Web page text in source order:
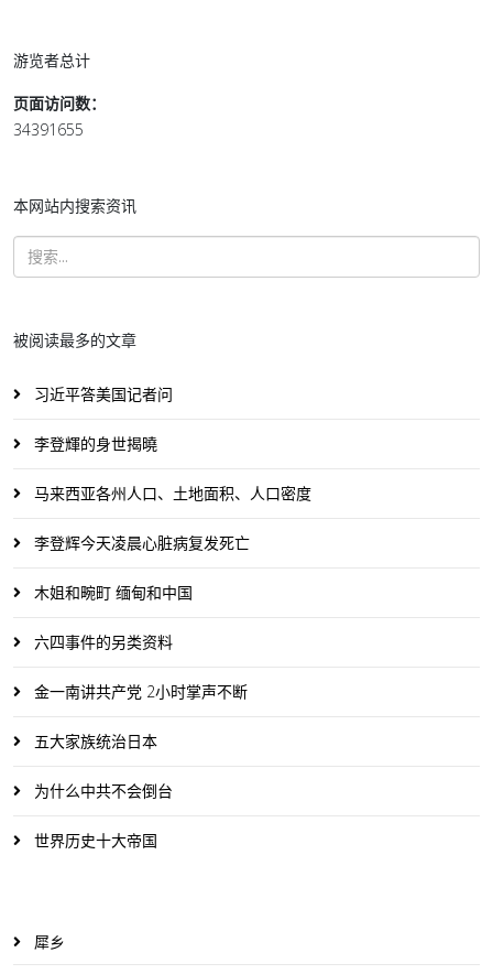
游览者总计
页面访问数：
34391655
本网站内搜索资讯
被阅读最多的文章
习近平答美国记者问
李登輝的身世揭曉
马来西亚各州人口、土地面积、人口密度
李登辉今天凌晨心脏病复发死亡
木姐和畹町 缅甸和中国
六四事件的另类资料
金一南讲共产党 2小时掌声不断
五大家族统治日本
为什么中共不会倒台
世界历史十大帝国
犀乡